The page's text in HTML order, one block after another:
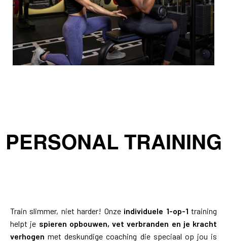
PERSONAL TRAINING
Train slimmer, niet harder! Onze individuele 1-op-1 training
helpt je spieren opbouwen, vet verbranden en je kracht
verhogen met deskundige coaching die speciaal op jou is